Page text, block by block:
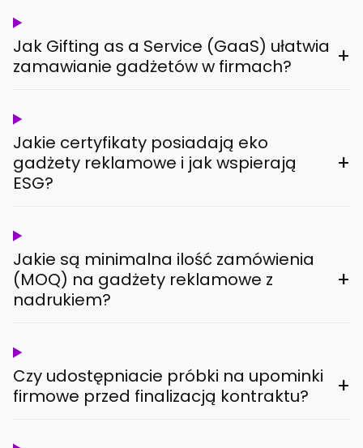
Jak Gifting as a Service (GaaS) ułatwia
zamawianie gadżetów w firmach?
+
Jakie certyfikaty posiadają eko
gadżety reklamowe i jak wspierają
ESG?
+
Jakie są minimalna ilość zamówienia
(MOQ) na gadżety reklamowe z
nadrukiem?
+
Czy udostępniacie próbki na upominki
firmowe przed finalizacją kontraktu?
+